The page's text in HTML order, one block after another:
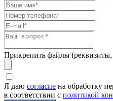
Прикрепить файлы
Я даю согласие на обработку
в соответствии с политикой